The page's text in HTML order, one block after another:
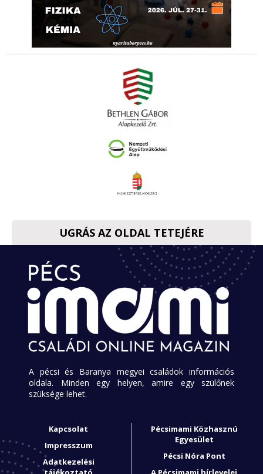
UGRÁS AZ OLDAL TETEJÉRE
A pécsi és Baranya megyei családok információs
oldala. Minden egy helyen, amire egy szülőnek
szüksége lehet.
Kapcsolat
Impresszum
Adatkezelési
Pécsimami Közhasznú
Egyesület
Pécsi Nóra Pont